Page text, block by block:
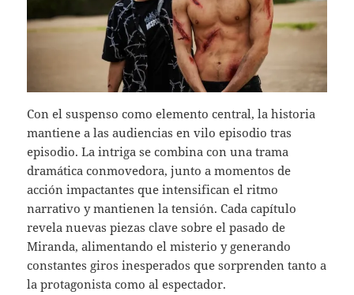
Con el suspenso como elemento central, la historia
mantiene a las audiencias en vilo episodio tras
episodio. La intriga se combina con una trama
dramática conmovedora, junto a momentos de
acción impactantes que intensifican el ritmo
narrativo y mantienen la tensión. Cada capítulo
revela nuevas piezas clave sobre el pasado de
Miranda, alimentando el misterio y generando
constantes giros inesperados que sorprenden tanto a
la protagonista como al espectador.